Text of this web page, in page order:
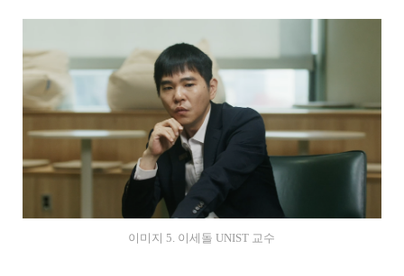
이미지 5. 이세돌 UNIST 교수